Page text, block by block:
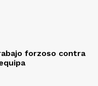
forzoso contra